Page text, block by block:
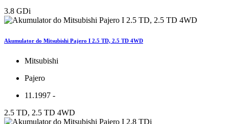
3.8 GDi
Akumulator do Mitsubishi Pajero I 2.5 TD, 2.5 TD 4WD
Mitsubishi
Pajero
11.1997 -
2.5 TD, 2.5 TD 4WD